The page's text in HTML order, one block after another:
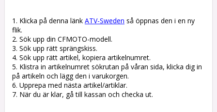
1. Klicka på denna länk ATV-Sweden så öppnas den i en ny
flik.
2. Sök upp din CFMOTO-modell.
3. Sök upp rätt sprängskiss.
4. Sök upp rätt artikel, kopiera artikelnumret.
5. Klistra in artikelnumret sökrutan på våran sida, klicka dig in
på artikeln och lägg den i varukorgen.
6. Upprepa med nästa artikel/artiklar.
7. När du är klar, gå till kassan och checka ut.